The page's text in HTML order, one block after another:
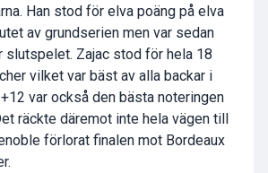
Han stod för elva poäng på elva
av grundserien men var sedan
slutspelet. Zajac stod för hela 18
vilket var bäst av alla backar i
var också den bästa noteringen
räckte däremot inte hela vägen till
förlorat finalen mot Bordeaux